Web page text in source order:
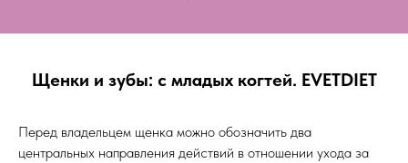
Щенки и зубы: с младых когтей. EVETDIET
Перед владельцем щенка можно обозначить два
центральных направления действий в отношении ухода за